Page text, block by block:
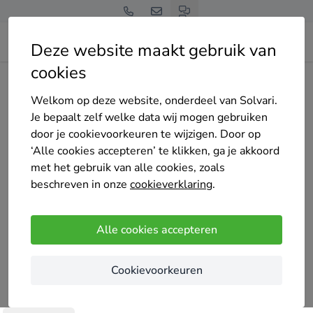
Deze website maakt gebruik van
cookies
Welkom op deze website, onderdeel van Solvari.
Je bepaalt zelf welke data wij mogen gebruiken
door je cookievoorkeuren te wijzigen. Door op
‘Alle cookies accepteren’ te klikken, ga je akkoord
met het gebruik van alle cookies, zoals
beschreven in onze cookieverklaring.
Alle cookies accepteren
Cookievoorkeuren
Home Bedrijven overzicht
De Ronde Techniek
installatietechniek en duurzame oplossingen voor